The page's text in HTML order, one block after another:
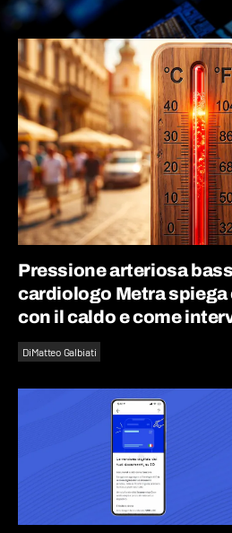
Pressione arteriosa
cardiologo Metra
con il caldo e come
DiMatteo Galbiati